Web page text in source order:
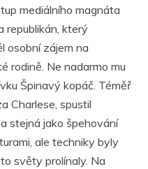
mediálního magnáta
republikán, který
osobní zájem na
rodině. Ne nadarmo mu
Špinavý kopáč. Téměř
Charlese, spustil
stejná jako špehování
ale techniky byly
světy prolínaly. Na